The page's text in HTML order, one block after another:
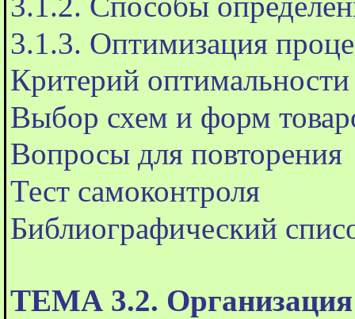
3.1.3. Оптимизация
Критерий
Выбор схем и форм
Вопросы для повторения
Тест самоконтроля
Библиографический
ТЕМА 3.2. Организация